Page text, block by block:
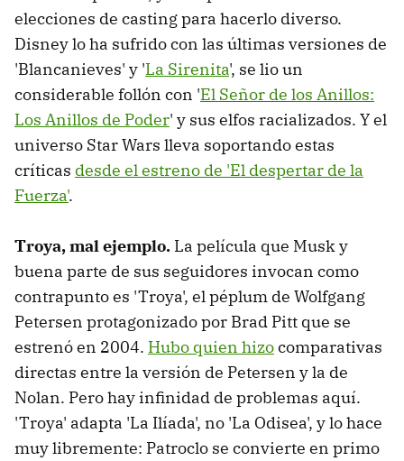
elecciones de casting para hacerlo diverso.
Disney lo ha sufrido con las últimas versiones de
'Blancanieves' y 'La Sirenita', se lio un
considerable follón con 'El Señor de los Anillos:
Los Anillos de Poder' y sus elfos racializados. Y el
universo Star Wars lleva soportando estas
críticas desde el estreno de 'El despertar de la
Fuerza'.
Troya, mal ejemplo. La película que Musk y
buena parte de sus seguidores invocan como
contrapunto es 'Troya', el péplum de Wolfgang
Petersen protagonizado por Brad Pitt que se
estrenó en 2004. Hubo quien hizocomparativas
directas entre la versión de Petersen y la de
Nolan. Pero hay infinidad de problemas aquí.
'Troya' adapta 'La Ilíada', no 'La Odisea', y lo hace
muy libremente: Patroclo se convierte en primo